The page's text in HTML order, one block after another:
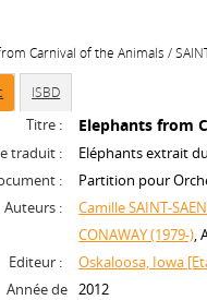
Carnival of the Animals /
ISBD
Titre : Elephants from
traduit :
Eléphants extrait
:
Partition pour
Auteurs :
Camille SAINT-
CONAWAY (1979-),
Editeur :
Oskaloosa, Iowa
Année de 2012